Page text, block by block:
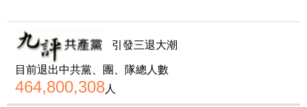
引發三退大潮
目前退出中共黨、團、隊總人數
464,800,308人